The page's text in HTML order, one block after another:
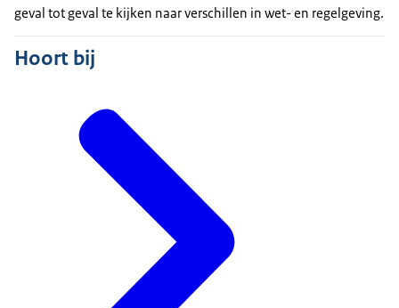
geval tot geval te kijken naar verschillen in wet- en regelgeving.
Hoort bij